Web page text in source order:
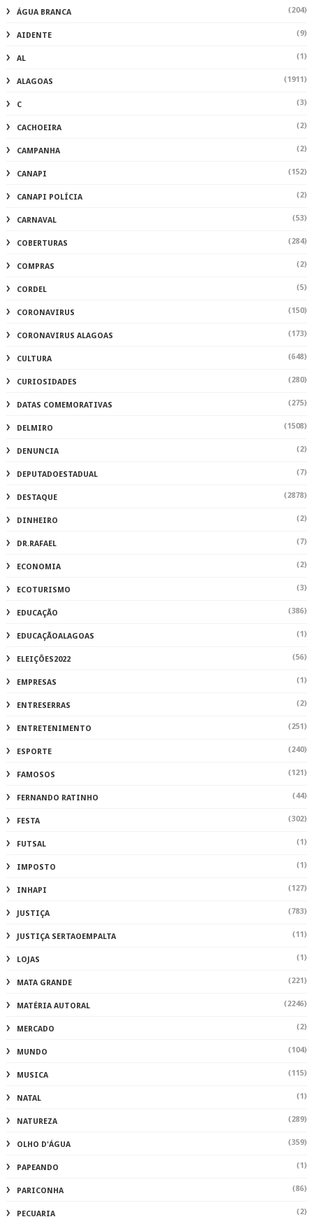
ÁGUA BRANCA (204)
AIDENTE (9)
AL (1)
ALAGOAS (1911)
C (3)
CACHOEIRA (2)
CAMPANHA (2)
CANAPI (152)
CANAPI POLÍCIA (2)
CARNAVAL (53)
COBERTURAS (284)
COMPRAS (2)
CORDEL (5)
CORONAVIRUS (150)
CORONAVIRUS ALAGOAS (173)
CULTURA (648)
CURIOSIDADES (280)
DATAS COMEMORATIVAS (275)
DELMIRO (1508)
DENUNCIA (2)
DEPUTADOESTADUAL (7)
DESTAQUE (2878)
DINHEIRO (2)
DR.RAFAEL (7)
ECONOMIA (2)
ECOTURISMO (3)
EDUCAÇÃO (386)
EDUCAÇÃOALAGOAS (1)
ELEIÇÕES2022 (56)
EMPRESAS (1)
ENTRESERRAS (2)
ENTRETENIMENTO (251)
ESPORTE (240)
FAMOSOS (121)
FERNANDO RATINHO (44)
FESTA (302)
FUTSAL (1)
IMPOSTO (1)
INHAPI (127)
JUSTIÇA (783)
JUSTIÇA SERTAOEMPALTA (11)
LOJAS (1)
MATA GRANDE (221)
MATÉRIA AUTORAL (2246)
MERCADO (2)
MUNDO (104)
MUSICA (115)
NATAL (1)
NATUREZA (289)
OLHO D'ÁGUA (359)
PAPEANDO (1)
PARICONHA (86)
PECUARIA (2)